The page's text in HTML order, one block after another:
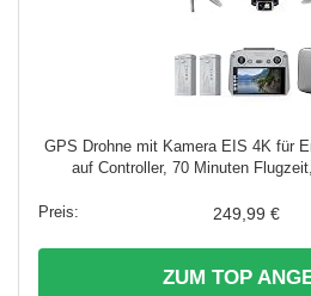
GPS Drohne mit Kamera EIS 4K für
auf Controller, 70 Minuten
249,99 €
ZUM TOP